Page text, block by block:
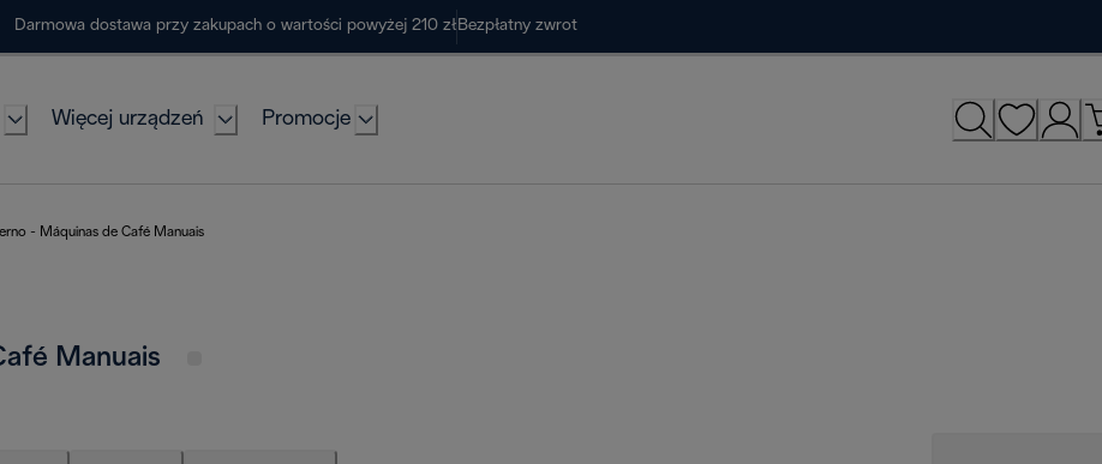
Darmowa dostawa przy zakupach o wartości powyżej 210 zł Bezpłatny zwrot
Więcej urządzeń Promocje
- Máquinas de Café Manuais
Manuais